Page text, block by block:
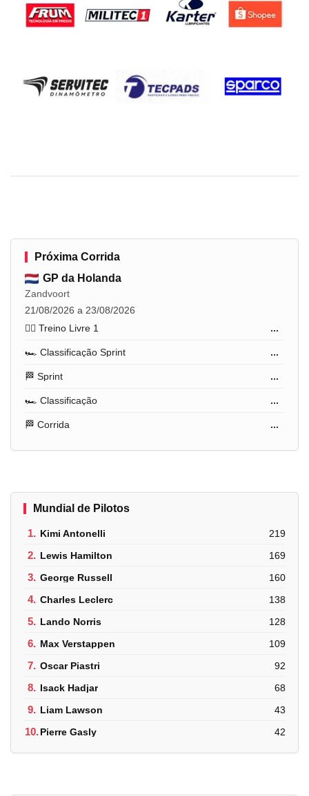
Próxima Corrida
GP da Holanda
Zandvoort
21/08/2026 a 23/08/2026
🏋️‍♂️ Treino Livre 1
...
🏎️ Classificação Sprint ...
🏁 Sprint ...
🏎️ Classificação ...
🏁 Corrida ...
Mundial de Pilotos
1. Kimi Antonelli 219
2. Lewis Hamilton 169
3. George Russell 160
4. Charles Leclerc 138
5. Lando Norris 128
6. Max Verstappen 109
7. Oscar Piastri 92
8. Isack Hadjar 68
9. Liam Lawson 43
10.Pierre Gasly 42